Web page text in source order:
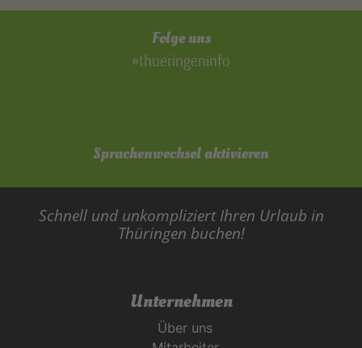
Folge uns
#thueringeninfo
Sprachenwechsel aktivieren
Schnell und unkompliziert Ihren Urlaub in
Thüringen buchen!
Unternehmen
Über uns